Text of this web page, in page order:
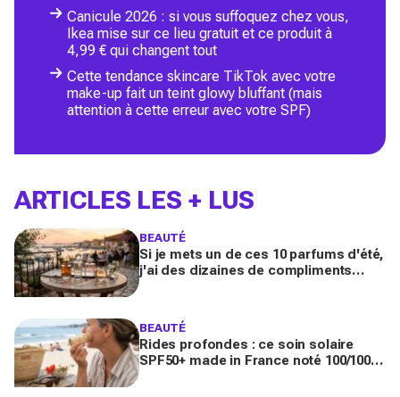
Canicule 2026 : si vous suffoquez chez vous,
Ikea mise sur ce lieu gratuit et ce produit à
4,99 € qui changent tout
Cette tendance skincare TikTok avec votre
make-up fait un teint glowy bluffant (mais
attention à cette erreur avec votre SPF)
ARTICLES LES + LUS
BEAUTÉ
Si je mets un de ces 10 parfums d'été,
j'ai des dizaines de compliments
BEAUTÉ
Rides profondes : ce soin solaire
SPF50+ made in France noté 100/100